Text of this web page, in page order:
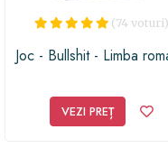
(74 voturi)
Joc - Bullshit - Limba
VEZI PREȚ